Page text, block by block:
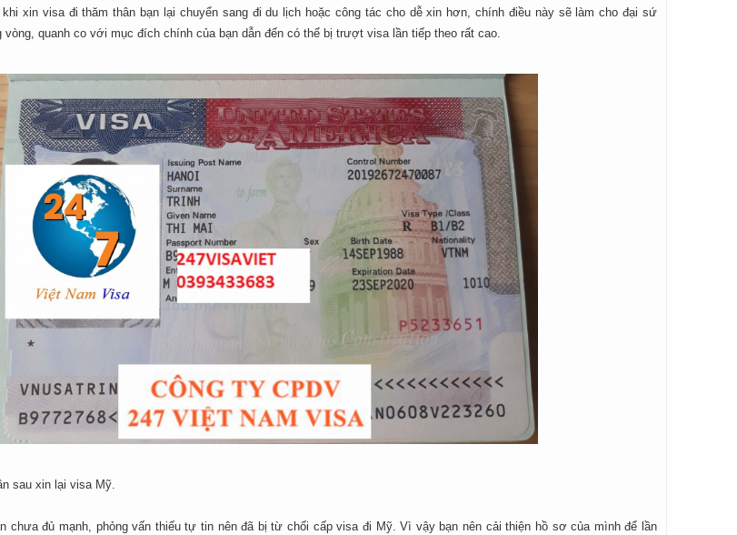
xin visa đi thăm thân bạn lại chuyển sang đi du lịch hoặc công tác cho dễ xin hơn, chính điều này sẽ làm cho đại sứ
vòng, quanh co với mục đích chính của bạn dẫn đến có thể bị trượt visa lần tiếp theo rất cao.
sau xin lại visa Mỹ.
chưa đủ mạnh, phỏng vấn thiếu tự tin nên đã bị từ chối cấp visa đi Mỹ. Vì vậy bạn nên cải thiện hồ sơ của mình để lần